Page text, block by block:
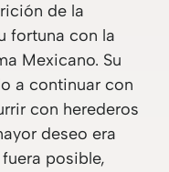
de la
fortuna con la
Mexicano. Su
a continuar con
con herederos
deseo era
posible,